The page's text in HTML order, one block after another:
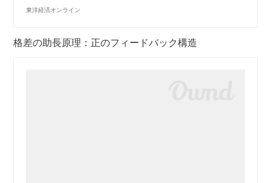
東洋経済オンライン
格差の助長原理：正のフィードバック構造